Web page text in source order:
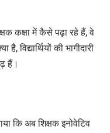
कक्षा में कैसे पढ़ा रहे हैं, वे
विद्यार्थियों की भागीदारी
हैं।
कि अब शिक्षक इनोवेटिव